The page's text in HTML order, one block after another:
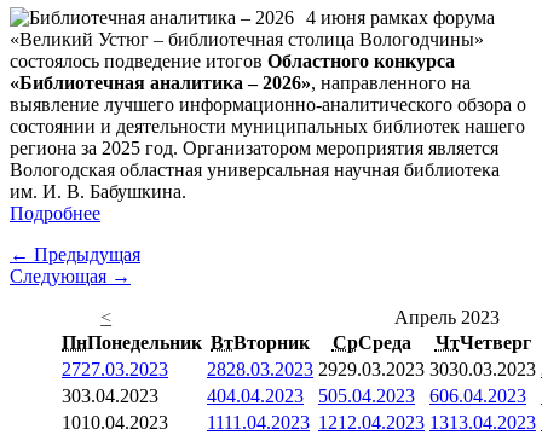
4 июня рамках форума
«Великий Устюг – библиотечная столица Вологодчины»
состоялось подведение итогов Областного конкурса
«Библиотечная аналитика – 2026», направленного на
выявление лучшего информационно-аналитического обзора о
состоянии и деятельности муниципальных библиотек нашего
региона за 2025 год. Организатором мероприятия является
Вологодская областная универсальная научная библиотека
им. И. В. Бабушкина.
Подробнее
← Предыдущая
Следующая →
<
Апрель 2023
ПнПонедельник ВтВторник СрСреда ЧтЧетверг
2727.03.2023 2828.03.2023 2929.03.2023 3030.03.2023
303.04.2023 404.04.2023 505.04.2023 606.04.2023
1010.04.2023 1111.04.2023 1212.04.2023 1313.04.2023